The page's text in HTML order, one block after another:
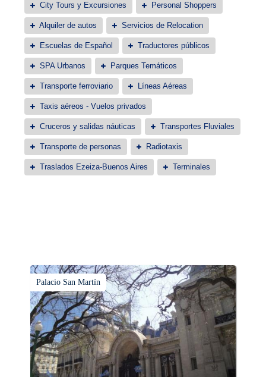
City Tours y Excursiones Personal Shoppers
Alquiler de autos Servicios de Relocation
Escuelas de Español Traductores públicos
SPA Urbanos Parques Temáticos
Transporte ferroviario Líneas Aéreas
Taxis aéreos - Vuelos privados
Cruceros y salidas náuticas Transportes Fluviales
Transporte de personas Radiotaxis
Traslados Ezeiza-Buenos Aires Terminales
Palacio San Martín